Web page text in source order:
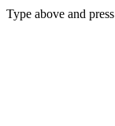
Type above and press